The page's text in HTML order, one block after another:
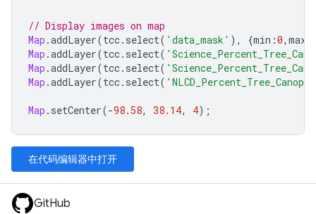
// Display images on map
Map .addLayer(tcc. select( 'data_mask' ), {min :0, max
Map .addLayer(tcc. select(
Map .addLayer(tcc. select(
Map .addLayer(tcc. select(
Map . setCenter(-98.58, 38.14, 4);
在代码编辑器中打开
GitHub